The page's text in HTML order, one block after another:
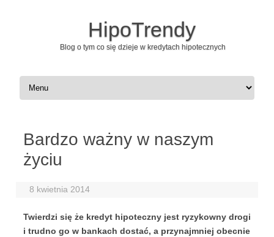
HipoTrendy
Blog o tym co się dzieje w kredytach hipotecznych
Skip to content
Bardzo ważny w naszym
życiu
8 kwietnia 2014
Twierdzi się że kredyt hipoteczny jest ryzykowny drogi
i trudno go w bankach dostać, a przynajmniej obecnie